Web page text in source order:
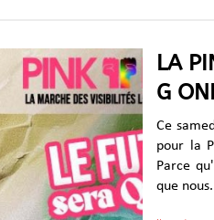
LA
G
Ce
pour la
Parce
que